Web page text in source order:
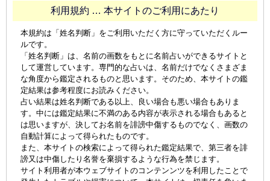
利用規約 … 本サイトのご利用にあたり
本規約は「姓名判断」をご利用いただく方に守っていただくルー
ルです。
「姓名判断」は、名前の画数をもとに名前占いができるサイトと
して運営しています。専門的な占いは、名前だけでなくさまざま
な角度から鑑定されるものと思います。そのため、本サイトの鑑
定結果は参考程度にお読みください。
占い結果は姓名判断である以上、良い場合も悪い場合もありま
す。中には鑑定結果に不満のある内容が表示される場合もあると
は思いますが、決してお名前を誹謗中傷するものでなく、画数の
自動計算によって得られたものです。
また、本サイトの検索によって得られた鑑定結果で、第三者を誹
謗又は中傷したり名誉を棄損するような行為を禁じます。
サイト利用者が本ウェブサイトのコンテンンツを利用したことで